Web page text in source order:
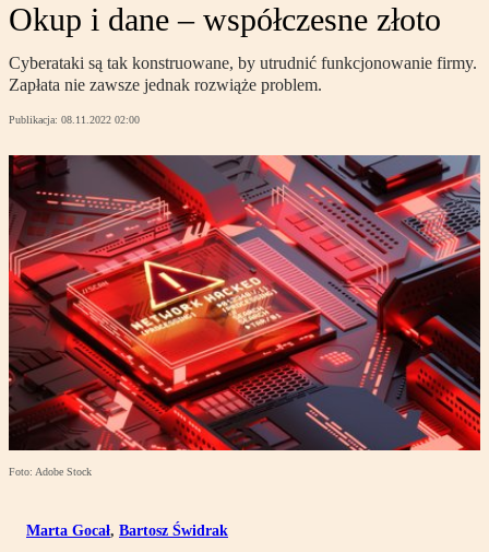
Okup i dane – współczesne złoto
Cyberataki są tak konstruowane, by utrudnić funkcjonowanie firmy.
Zapłata nie zawsze jednak rozwiąże problem.
Publikacja: 08.11.2022 02:00
Foto: Adobe Stock
Marta Gocał, Bartosz Świdrak